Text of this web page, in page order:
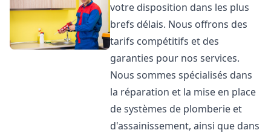
votre disposition dans les plus
brefs délais. Nous offrons des
tarifs compétitifs et des
garanties pour nos services.
Nous sommes spécialisés dans
la réparation et la mise en place
de systèmes de plomberie et
d'assainissement, ainsi que dans